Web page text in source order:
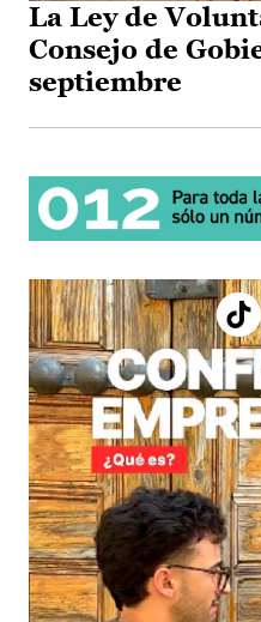
La Ley de
Consejo de
septiembre